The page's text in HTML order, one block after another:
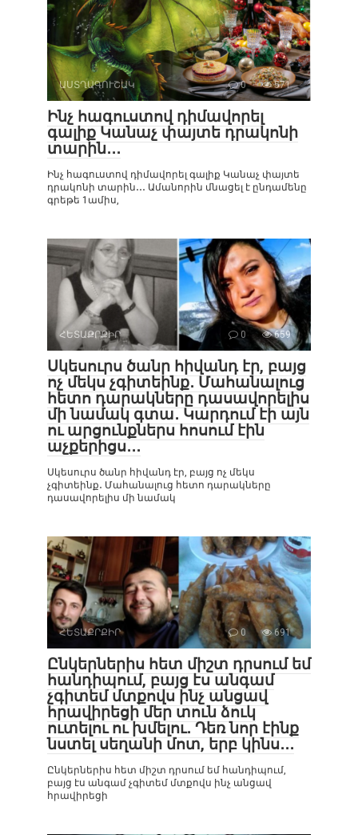
ԱՍՏՂԱԳՈՒՇԱԿ 0 571
Ինչ հագուստով դիմավորել
գալիք Կանաչ փայտե դրակոնի
տարին․․․
Ինչ հագուստով դիմավորել գալիք Կանաչ փայտե
դրակոնի տարին․․․ Ամանորին մնացել է ընդամենը
գրեթե 1ամիս,
ՀԵՏԱՔՐՔԻՐ 0 659
Սկեսուրս ծանր հիվանդ էր, բայց
ոչ մեկս չգիտեինք․ Մահանալուց
հետո դարակները դասավորելիս
մի նամակ գտա․ Կարդում էի այն
ու արցունքներս հոսում էին
աչքերիցս․․․
Սկեսուրս ծանր հիվանդ էր, բայց ոչ մեկս
չգիտեինք․ Մահանալուց հետո դարակները
դասավորելիս մի նամակ
ՀԵՏԱՔՐՔԻՐ 0 691
Ընկերներիս հետ միշտ դրսում եմ
հանդիպում, բայց էս անգամ
չգիտեմ մտքովս ինչ անցավ
հրավիրեցի մեր տուն ձուկ
ուտելու ու խմելու․ Դեռ նոր էինք
նստել սեղանի մոտ, երբ կինս․․․
Ընկերներիս հետ միշտ դրսում եմ հանդիպում,
բայց էս անգամ չգիտեմ մտքովս ինչ անցավ
հրավիրեցի